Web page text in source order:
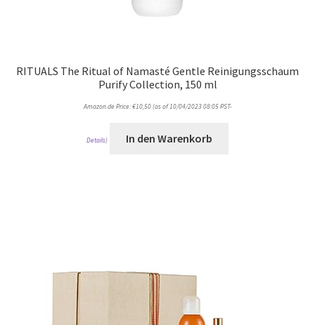
RITUALS The Ritual of Namasté Gentle Reinigungsschaum
Purify Collection, 150 ml
Amazon.de Price:€10,50(as of 10/04/2023 08:05 PST-
Details) In den Warenkorb